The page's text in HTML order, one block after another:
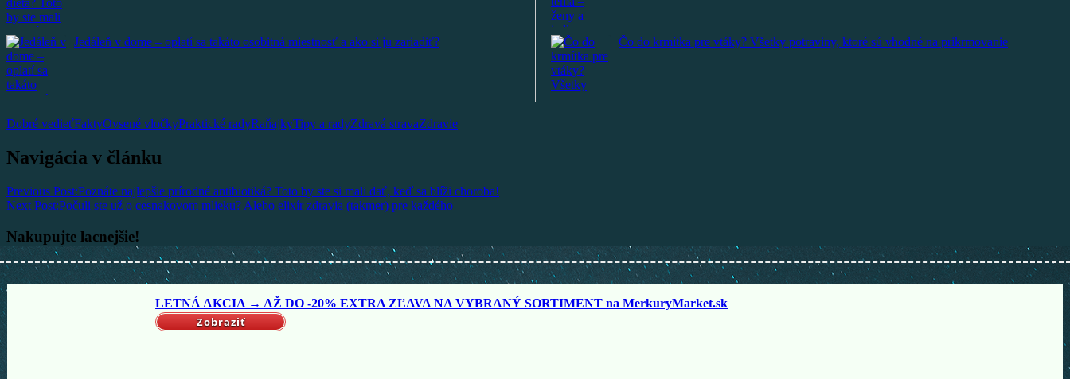
Jedáleň v dome – oplatí sa takáto osobitná miestnosť a ako si ju zariadiť? Čo do krmítka pre vtáky? Všetky potraviny, ktoré sú vhodné na prikrmovanie
Dobré vedieťFaktyOvsené vločkyPraktické radyRaňajkyTipy a radyZdravá stravaZdravie
Navigácia v článku
Previous Post:Poznáte najlepšie prírodné antibiotiká? Toto by ste si mali dať, keď sa blíži choroba!
Next Post:Počuli ste už o cesnakovom mlieku? Alebo elixír zdravia (takmer) pre každého
Nakupujte lacnejšie!
LETNÁ AKCIA → AŽ DO -20% EXTRA ZĽAVA NA VYBRANÝ SORTIMENT na MerkuryMarket.sk
Zobraziť